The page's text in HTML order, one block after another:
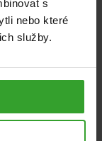
s
nebo které
služby.